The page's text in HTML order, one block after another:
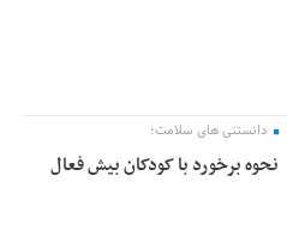
دانستنی های سلامت؛
نحوه برخورد با کودکان بیش فعال